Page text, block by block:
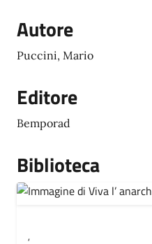
Autore
Puccini, Mario
Editore
Bemporad
Biblioteca
,